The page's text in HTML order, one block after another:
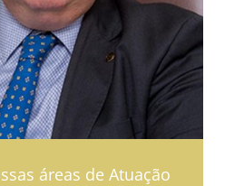
áreas de Atuação